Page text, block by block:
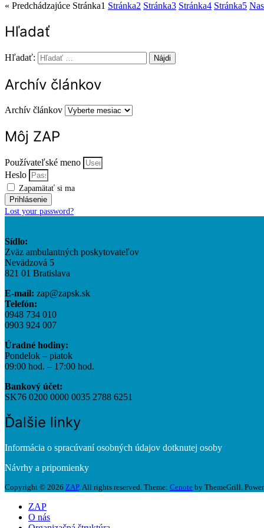
« Predchádzajúce Stránka1 Stránka2 Stránka3 Stránka4 Stránka5
Hľadať
Hľadať:
Archív článkov
Archív článkov
Môj ZAP
Používateľské meno
Heslo
Zapamätať si ma
Prihlásenie
Lost your password?
Sídlo:
Zväz ambulantných poskytovateľov
Nevädzová 5
821 01 Bratislava
E-mail: zap@zapsk.sk
Telefón:
0948 734 010
0903 924 007
Úradné hodiny:
Pondelok – piatok
09:00 hod. – 17:00 hod.
Bankový účet:
SK76 0200 0000 0035 2788 6251
Ďalšie linky
Informácia o spracúvaní osobných údajov dotknutej osoby
Návrhy a pripomienky
Copyright © 2026 ZAP. All rights reserved. Theme: Cenote by ThemeGrill.
ZAP
O nás